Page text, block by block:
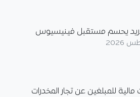
يحسم مستقبل فينيسيوس
مالية للمبلغين عن تجار المخدرات